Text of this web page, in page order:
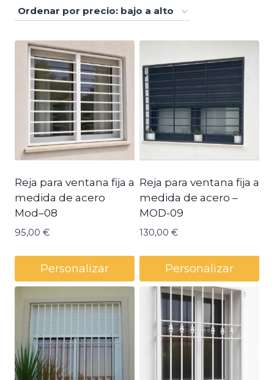
precio:
bajo
alto
Reja para ventana fija a
medida de acero
Mod–08
95,00 €
Personalizar
Reja para ventana fija a
medida de acero –
MOD-09
130,00 €
Personalizar